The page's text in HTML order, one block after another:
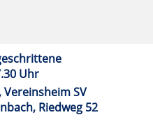
Uhr
SV
Riedweg 52